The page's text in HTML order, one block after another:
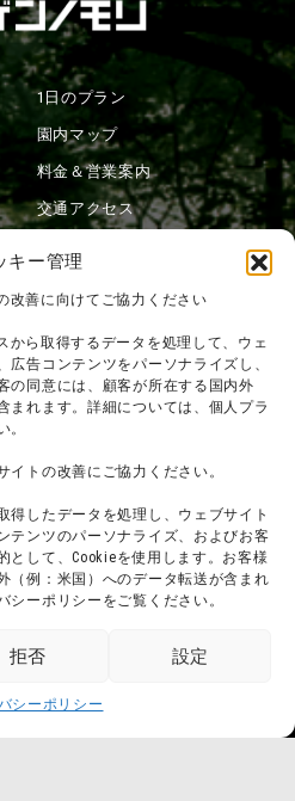
キー管理
改善に向けてご協力ください
から取得するデータを処理して、ウェ
広告コンテンツをパーソナライズし、
の同意には、顧客が所在する国内外
まれます。詳細については、個人プラ
。
イトの改善にご協力ください。
得したデータを処理し、ウェブサイト
テンツのパーソナライズ、およびお客
として、Cookieを使用します。お客様
（例：米国）へのデータ転送が含まれ
シーポリシーをご覧ください。
拒否 設定
シーポリシー
1日のプラン
園内マップ
料金＆営業案内
交通アクセス
メディア掲載実績
会社概要
スタッフ募集